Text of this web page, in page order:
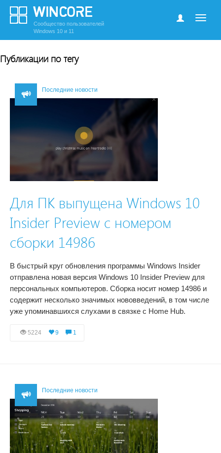
Сообщество пользователей
Windows 10 и 11
Публикации по тегу
Последние новости
Для ПК выпущена Windows 10
Insider Preview с номером
сборки 14986
В быстрый круг обновления программы Windows Insider
отправлена новая версия Windows 10 Insider Preview для
персональных компьютеров. Сборка носит номер 14986 и
содержит несколько значимых нововведений, в том числе
уже упоминавшихся слухами в связке с Home Hub.
5224 9 1
Последние новости